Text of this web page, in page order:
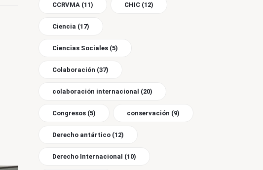
CCRVMA (11) CHIC (12)
Ciencia (17)
Ciencias Sociales (5)
Colaboración (37)
colaboración internacional (20)
Congresos (5) conservación (9)
Derecho antártico (12)
Derecho Internacional (10)